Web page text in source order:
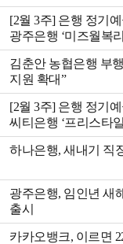
[2월 3주] 은행 정기
광주은행 ‘미즈월복
김춘안 농협은행 부
지원 확대”
[2월 3주] 은행 정기
씨티은행 ‘프리스타
하나은행, 새내기 직
광주은행, 임인년 새
출시
카카오뱅크, 이르면